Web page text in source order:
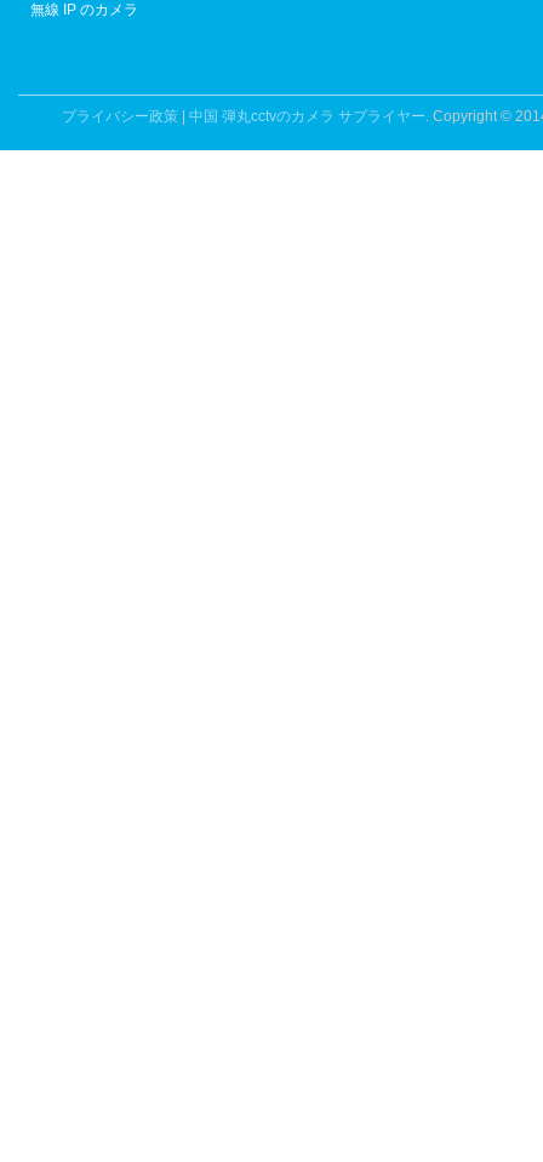
無線 IP のカメラ
プライバシー政策 中国 弾丸cctvのカメラ サプライヤー. Copyright ©